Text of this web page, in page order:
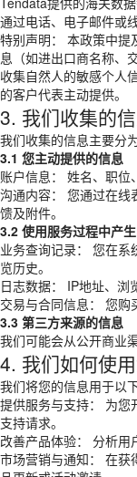
通过电话、电子邮件或
特别声明： 本政策中提
息（如进出口商名称、
收集自然人的敏感个人
的客户代表主动提供。
3. 我们收集的
我们收集的信息主要分
3.1 您主动提供的信息
账户信息： 姓名、职位
沟通内容： 您通过在线
馈及附件。
3.2 使用服务过程中产
业务查询记录： 您在系
览历史。
日志数据： IP地址、浏
交易与合同信息： 您购
3.3 第三方来源的信息
我们可能会从公开商业
4. 我们如何使
我们将您的信息用于以
提供服务与支持： 为您
支持请求。
改善产品体验： 分析用
市场营销与通知： 在获